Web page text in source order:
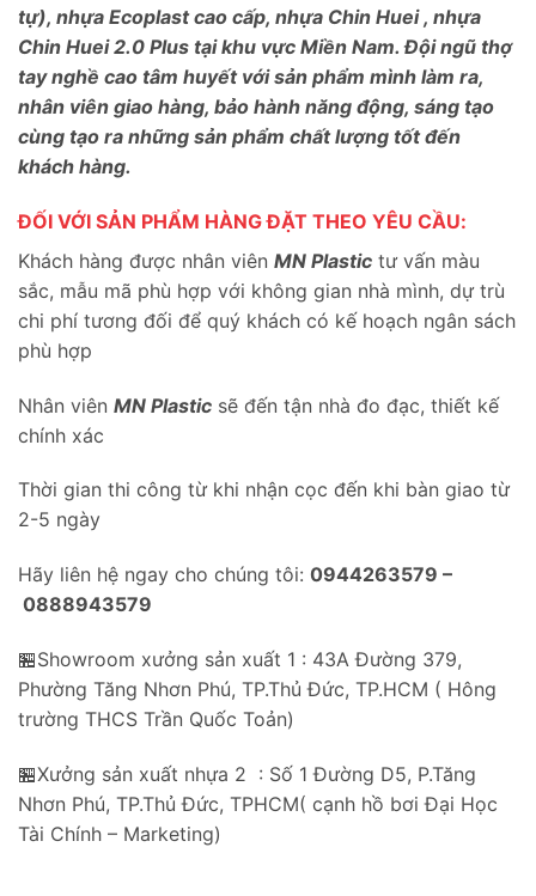
tự), nhựa Ecoplast cao cấp, nhựa Chin Huei , nhựa
Chin Huei 2.0 Plus tại khu vực Miền Nam. Đội ngũ thợ
tay nghề cao tâm huyết với sản phẩm mình làm ra,
nhân viên giao hàng, bảo hành năng động, sáng tạo
cùng tạo ra những sản phẩm chất lượng tốt đến
khách hàng.
ĐỐI VỚI SẢN PHẨM HÀNG ĐẶT THEO YÊU CẦU:
Khách hàng được nhân viên MN Plastic tư vấn màu
sắc, mẫu mã phù hợp với không gian nhà mình, dự trù
chi phí tương đối để quý khách có kế hoạch ngân sách
phù hợp
Nhân viên MN Plastic sẽ đến tận nhà đo đạc, thiết kế
chính xác
Thời gian thi công từ khi nhận cọc đến khi bàn giao từ
2-5 ngày
Hãy liên hệ ngay cho chúng tôi: 0944263579 –
0888943579
🏪Showroom xưởng sản xuất 1 : 43A Đường 379,
Phường Tăng Nhơn Phú, TP.Thủ Đức, TP.HCM ( Hông
trường THCS Trần Quốc Toản)
🏪Xưởng sản xuất nhựa 2 : Số 1 Đường D5, P.Tăng
Nhơn Phú, TP.Thủ Đức, TPHCM( cạnh hồ bơi Đại Học
Tài Chính – Marketing)